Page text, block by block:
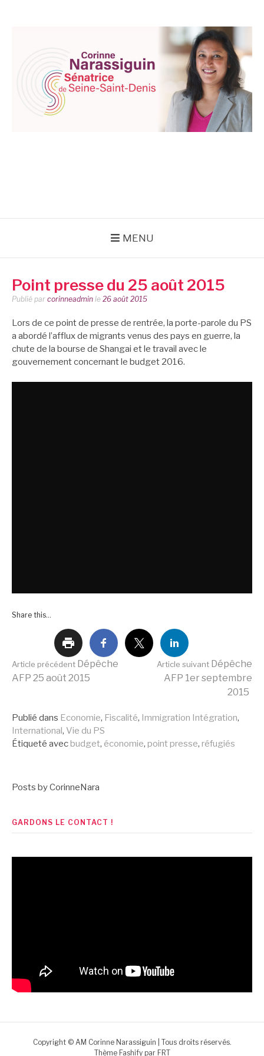
MENU
Point presse du 25 août 2015
Publié par corinneadmin le 26 août 2015
Lors de ce point de presse de rentrée, la porte-parole du PS
a abordé l’afflux de migrants venus des pays en guerre, la
chute de la bourse de Shangai et le travail avec le
gouvernement concernant le budget 2016.
Share this...
Lire
la
suite
Article précédent Dépêche
AFP 25 août 2015
Article suivant Dépêche
AFP 1er septembre
2015
Publié dans Economie, Fiscalité, Immigration Intégration,
International, Vie du PS
Étiqueté avecbudget, économie, point presse, réfugiés
Posts by CorinneNara
GARDONS LE CONTACT !
Copyright © AM Corinne Narassiguin | Tous droits réservés.
Thème Fashify par FRT